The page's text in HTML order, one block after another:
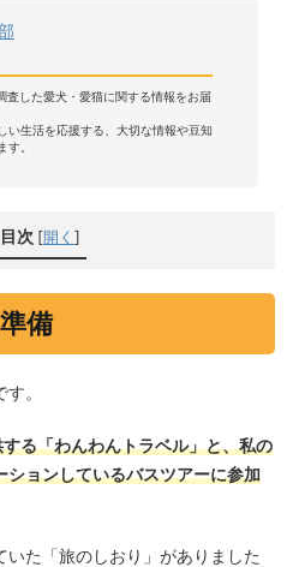
査した愛犬・愛猫に関する情報をお届
い生活を応援する、大切な情報や豆知
す。
目次 [開く ]
備
。
る「わんわんトラベル」と、私の
ョンしているバスツアーに参加
た「旅のしおり」がありました